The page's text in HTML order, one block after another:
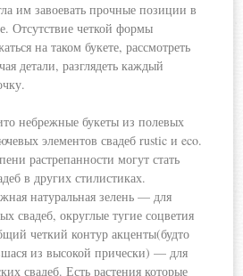
им завоевать прочные позиции в
Отсутствие четкой формы
на таком букете, рассмотреть
детали, разглядеть каждый
небрежные букеты из полевых
элементов свадеб rustic и eco.
растрепанности могут стать
в других стилистиках.
натуральная зелень — для
свадеб, округлые тугие соцветия
четкий контур акценты(будто
из высокой прически) — для
свадеб. Есть растения которые